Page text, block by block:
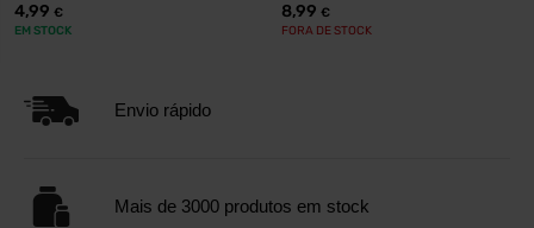
4,99 €
EM STOCK
8,99 €
FORA DE STOCK
Envio rápido
Mais de 3000 produtos em stock